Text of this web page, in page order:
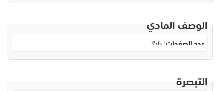
الوصف المادي
عدد الصفحات:356
التبصرة